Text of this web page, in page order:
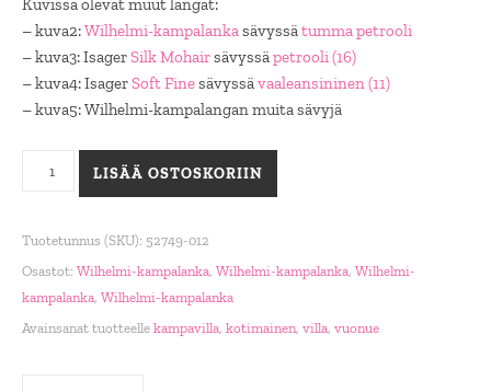
– kuva2:Wilhelmi-kampalanka sävyssä tumma petrooli
– kuva3: IsagerSilk Mohairsävyssä petrooli (16)
– kuva4: IsagerSoft Finesävyssä vaaleansininen (11)
– kuva5: Wilhelmi-kampalangan muita sävyjä
Wilhelmi-kampalanka, vaalea sinivihreä määrä
LISÄÄ OSTOSKORIIN
Tuotetunnus (SKU): 52749-012
Osastot: Wilhelmi-kampalanka, Wilhelmi-kampalanka, Wilhelmi-
kampalanka, Wilhelmi-kampalanka
Avainsanat tuotteelle kampavilla, kotimainen, villa, vuonue